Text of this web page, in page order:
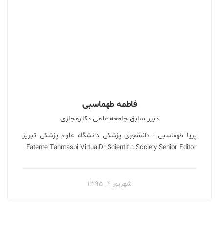
فاطمه طهماسبی
پریا طهماسبی - دانشجوی پزشکی دانشگاه علوم پزشکی تبریز